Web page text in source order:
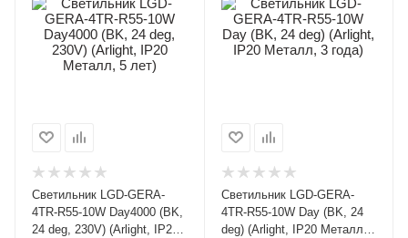
Светильник LGD-GERA-
4TR-R55-10W Day4000 (BK,
24 deg, 230V) (Arlight, IP20
Светильник LGD-GERA-
4TR-R55-10W Day (BK, 24
deg) (Arlight, IP20 Металл,